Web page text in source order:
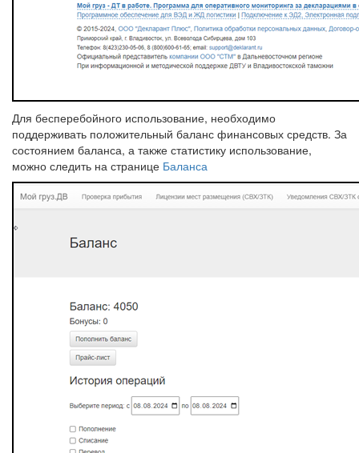
Для бесперебойного использование, необходимо
поддерживать положительный баланс финансовых средств. За
состоянием баланса, а также статистику использование,
можно следить на странице Баланса